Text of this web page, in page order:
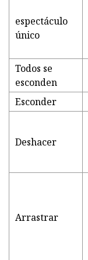
espectáculo
único
Todos se
esconden
Esconder
Deshacer
Arrastrar